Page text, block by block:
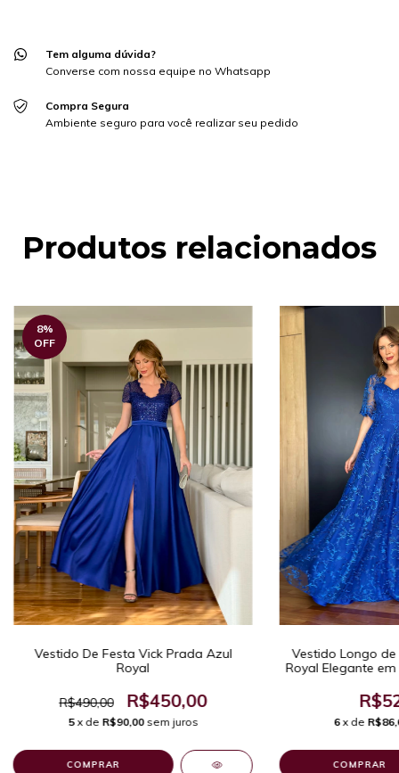
Tem alguma dúvida?
Converse com nossa equipe no Whatsapp
Compra Segura
Ambiente seguro para você realizar seu pedido
Produtos relacionados
8%
OFF
Vestido De Festa Vick Prada Azul
Royal
R$490,00 R$450,00
5 x de R$90,00 sem juros
COMPRAR
Vestido Longo
Royal Elegante
6 x de
COMPRAR